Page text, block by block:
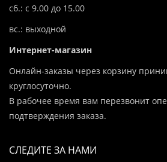
сб.: с 9.00 до 15.00
вс.: выходной
Интернет-магазин
Онлайн-заказы через корзину
круглосуточно.
В рабочее время вам перезвонит
подтверждения заказа.
СЛЕДИТЕ ЗА НАМИ